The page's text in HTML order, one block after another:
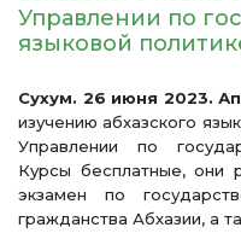
Управлении по
языковой
Сухум. 26 июня 2023.
изучению абхазского
Управлении по
Курсы бесплатные, они
экзамен по
гражданства Абхазии, а